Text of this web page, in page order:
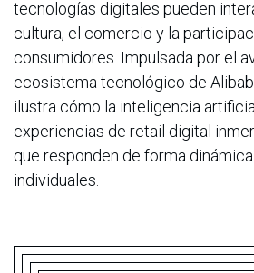
tecnologías digitales pueden
cultura, el comercio y la
consumidores. Impulsada por el
ecosistema tecnológico de
ilustra cómo la inteligencia
experiencias de retail digital
que responden de forma
individuales.